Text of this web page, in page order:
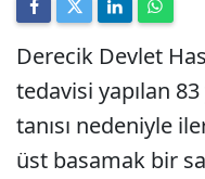
Derecik Devlet
tedavisi yapılan
tanısı nedeniyle
üst basamak bir